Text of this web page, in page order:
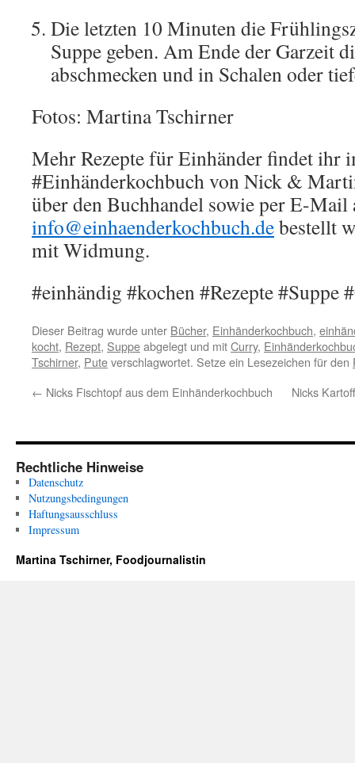
Die letzten 10 Minuten die
Suppe geben. Am Ende der Garzeit
abschmecken und in Schalen oder
Fotos: Martina Tschirner
Mehr Rezepte für Einhänder findet ihr
#Einhänderkochbuch von Nick &
über den Buchhandel sowie per E-Mail
info@einhaenderkochbuch.debestellt
mit Widmung.
#einhändig #kochen #Rezepte #Suppe
Dieser Beitrag wurde unter Bücher, Einhänderkochbuch,
kocht, Rezept, Suppeabgelegt und mitCurry,
Tschirner, Puteverschlagwortet. Setze ein Lesezeichen für den
← Nicks Fischtopf aus dem Einhänderkochbuch Nicks
Rechtliche Hinweise
Datenschutz
Nutzungsbedingungen
Haftungsausschluss
Impressum
Martina Tschirner, Foodjournalistin